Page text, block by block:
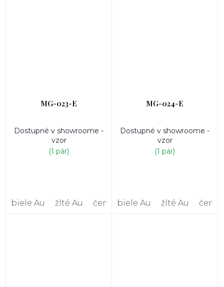
MG-023-E
Dostupné v showroome -
vzor
(1 pár)
biele Au žlté Au červené Au
MG-024-E
Dostupné v showroome -
vzor
(1 pár)
biele Au žlté Au